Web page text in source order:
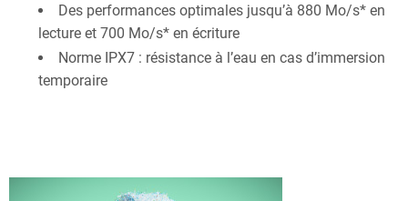
Des performances optimales jusqu’à 880 Mo/s* en
lecture et 700 Mo/s* en écriture
Norme IPX7 : résistance à l’eau en cas d’immersion
temporaire